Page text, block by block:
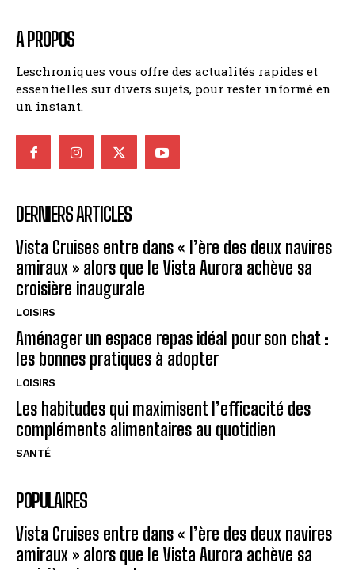
A PROPOS
Leschroniques vous offre des actualités rapides et
essentielles sur divers sujets, pour rester informé en
un instant.
DERNIERS ARTICLES
Vista Cruises entre dans « l’ère des deux navires
amiraux » alors que le Vista Aurora achève sa
croisière inaugurale
LOISIRS
Aménager un espace repas idéal pour son chat :
les bonnes pratiques à adopter
LOISIRS
Les habitudes qui maximisent l’efficacité des
compléments alimentaires au quotidien
SANTÉ
POPULAIRES
Vista Cruises entre dans « l’ère des deux navires
amiraux » alors que le Vista Aurora achève sa